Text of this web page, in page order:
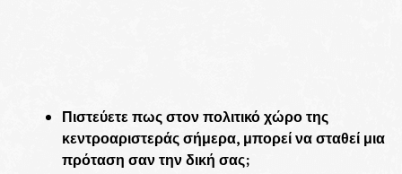
Πιστεύετε πως στον πολιτικό χώρο της
κεντροαριστεράς σήμερα, μπορεί να σταθεί μια
πρόταση σαν την δική σας;